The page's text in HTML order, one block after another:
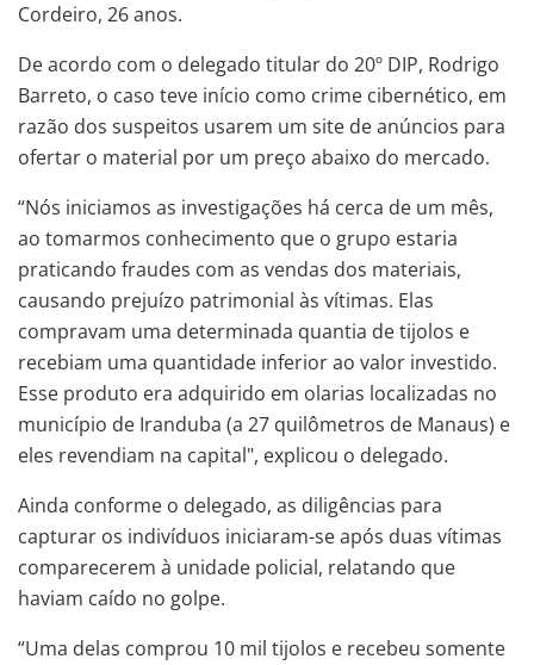
Cordeiro, 26 anos.
De acordo com o delegado titular do 20º DIP, Rodrigo
Barreto, o caso teve início como crime cibernético, em
razão dos suspeitos usarem um site de anúncios para
ofertar o material por um preço abaixo do mercado.
“Nós iniciamos as investigações há cerca de um mês,
ao tomarmos conhecimento que o grupo estaria
praticando fraudes com as vendas dos materiais,
causando prejuízo patrimonial às vítimas. Elas
compravam uma determinada quantia de tijolos e
recebiam uma quantidade inferior ao valor investido.
Esse produto era adquirido em olarias localizadas no
município de Iranduba (a 27 quilômetros de Manaus) e
eles revendiam na capital", explicou o delegado.
Ainda conforme o delegado, as diligências para
capturar os indivíduos iniciaram-se após duas vítimas
comparecerem à unidade policial, relatando que
haviam caído no golpe.
“Uma delas comprou 10 mil tijolos e recebeu somente